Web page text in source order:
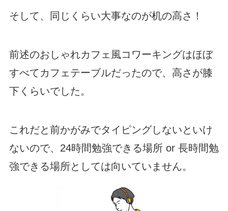
そして、同じくらい大事なのが机の高さ！
前述のおしゃれカフェ風コワーキングはほぼ
すべてカフェテーブルだったので、高さが膝
下くらいでした。
これだと前かがみでタイピングしないといけ
ないので、24時間勉強できる場所 or 長時間勉
強できる場所としては向いていません。